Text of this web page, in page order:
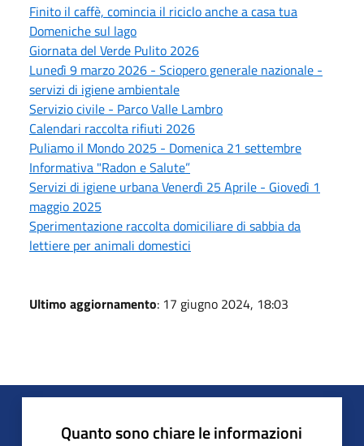
Finito il caffè, comincia il riciclo anche a casa tua
Domeniche sul lago
Giornata del Verde Pulito 2026
Lunedì 9 marzo 2026 - Sciopero generale nazionale -
servizi di igiene ambientale
Servizio civile - Parco Valle Lambro
Calendari raccolta rifiuti 2026
Puliamo il Mondo 2025 - Domenica 21 settembre
Informativa "Radon e Salute”
Servizi di igiene urbana Venerdì 25 Aprile - Giovedì 1
maggio 2025
Sperimentazione raccolta domiciliare di sabbia da
lettiere per animali domestici
Ultimo aggiornamento: 17 giugno 2024, 18:03
Quanto sono chiare le informazioni